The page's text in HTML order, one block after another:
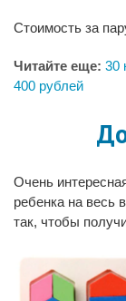
Стоимость за
Читайте еще: 30
400 рублей
Очень
ребенка на весь
так, чтобы